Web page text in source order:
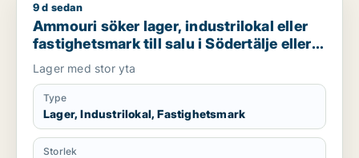
Ammouri söker lager, industrilokal eller fastighetsmark till
9 d sedan
Ammouri söker lager, industrilokal eller
fastighetsmark till salu i Södertälje eller
Söderort
Lager med stor yta
Type
Lager, Industrilokal, Fastighetsmark
Storlek